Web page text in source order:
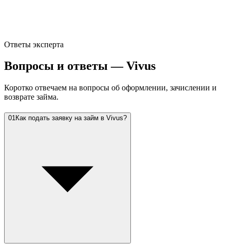
Ответы эксперта
Вопросы и ответы — Vivus
Коротко отвечаем на вопросы об оформлении, зачислении и
возврате займа.
01Как подать заявку на займ в Vivus?